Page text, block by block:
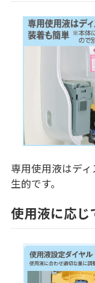
専用使用液はデ
生的です。
使用液に応じ